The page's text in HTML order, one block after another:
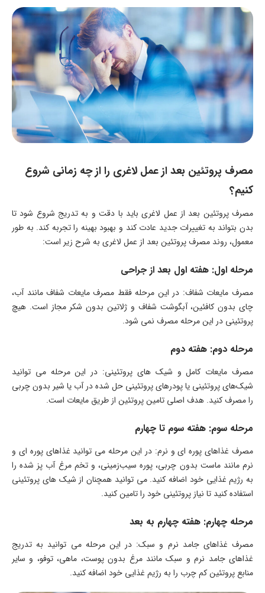
مصرف پروتئین بعد از عمل لاغری را از چه زمانی شروع
کنیم؟
مصرف پروتئین بعد از عمل لاغری باید با دقت و به تدریج شروع شود تا
بدن بتواند به تغییرات جدید عادت کند و بهبود بهینه را تجربه کند. به طور
معمول، روند مصرف پروتئین بعد از عمل لاغری به شرح زیر است:
مرحله اول: هفته اول بعد از جراحی
مصرف مایعات شفاف: در این مرحله فقط مصرف مایعات شفاف مانند آب،
چای بدون کافئین، آبگوشت شفاف و ژلاتین بدون شکر مجاز است. هیچ
پروتئینی در این مرحله مصرف نمی ‌شود.
مرحله دوم: هفته دوم
مصرف مایعات کامل و شیک ‌های پروتئینی: در این مرحله می ‌توانید
شیک‌های پروتئینی یا پودرهای پروتئینی حل شده در آب یا شیر بدون چربی
را مصرف کنید. هدف اصلی تامین پروتئین از طریق مایعات است.
مرحله سوم: هفته سوم تا چهارم
مصرف غذاهای پوره ‌ای و نرم: در این مرحله می ‌توانید غذاهای پوره ‌ای و
نرم مانند ماست بدون چربی، پوره سیب‌زمینی، و تخم ‌مرغ آب ‌پز شده را
به رژیم غذایی خود اضافه کنید. می ‌توانید همچنان از شیک ‌های پروتئینی
استفاده کنید تا نیاز پروتئینی خود را تامین کنید.
مرحله چهارم: هفته چهارم به بعد
مصرف غذاهای جامد نرم و سبک: در این مرحله می ‌توانید به تدریج
غذاهای جامد نرم و سبک مانند مرغ بدون پوست، ماهی، توفو، و سایر
منابع پروتئین کم ‌چرب را به رژیم غذایی خود اضافه کنید.